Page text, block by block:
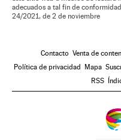
adecuados a tal fin de
24/2021, de 2 de noviembre
Contacto Venta de
Política de privacidad Mapa
RSS